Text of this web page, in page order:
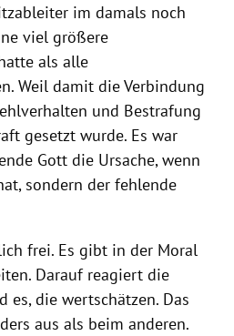
im damals noch
viel größere
als alle
Weil damit die Verbindung
und Bestrafung
gesetzt wurde. Es war
Gott die Ursache, wenn
sondern der fehlende
frei. Es gibt in der Moral
Darauf reagiert die
es, die wertschätzen. Das
aus als beim anderen.